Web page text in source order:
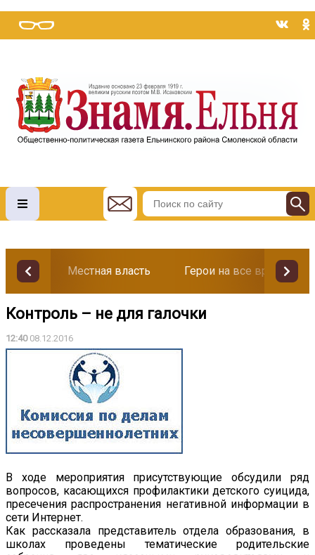
Местная власть Герои на все времена
Контроль – не для галочки
12:4008.12.2016
В ходе мероприятия присутствующие обсудили ряд
вопросов, касающихся профилактики детского суицида,
пресечения распространения негативной информации в
сети Интернет.
Как рассказала представитель отдела образования, в
школах проведены тематические родительские